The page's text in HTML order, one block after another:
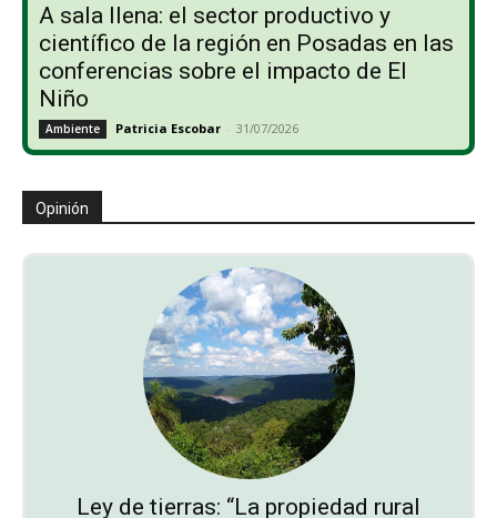
A sala llena: el sector productivo y
científico de la región en Posadas en las
conferencias sobre el impacto de El
Niño
Ambiente Patricia Escobar - 31/07/2026
Opinión
Ley de tierras: “La propiedad rural